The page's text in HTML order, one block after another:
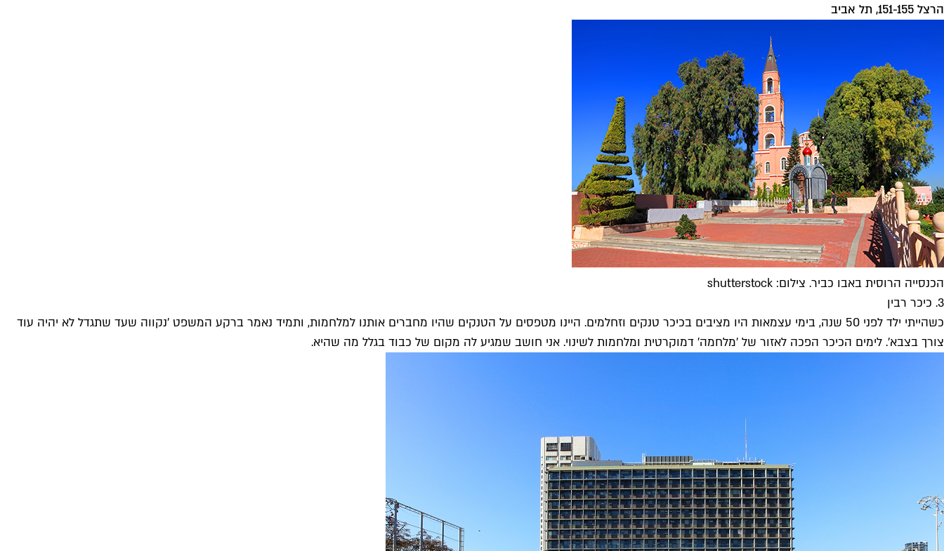
הרצל 151-155, תל אביב
הכנסייה הרוסית באבו כביר. צילום: shutterstock
3. כיכר רבין
כשהייתי ילד לפני 50 שנה, בימי עצמאות היו מציבים בכיכר טנקים וזחלמים. היינו מטפסים על הטנקים שהיו מחברים אותנו למלחמות, ותמיד נאמר ברקע המשפט 'נקווה שעד שתגדל לא יהיה עוד
צורך בצבא'. לימים הכיכר הפכה לאזור של 'מלחמה' דמוקרטית ומלחמות לשינוי. אני חושב שמגיע לה מקום של כבוד בגלל מה שהיא.